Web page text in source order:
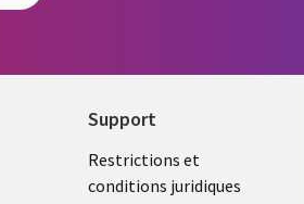
Support
Legal
Restrictions et
conditions juridiques